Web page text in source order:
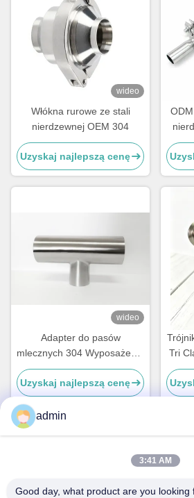
wideo
Włókna rurowe ze stali
nierdzewnej OEM 304
Uzyskaj najlepszą cenę
stali
wideo
Adapter do pasów
mlecznych 304 Wyposażenie
rurowe ze stali nierdzewnej
Łokieć spawana ze stali
nierdzewnej
Uzyskaj najlepszą cenę
Tri
Adres
admin
3:41 AM
Good day, what product are you looking